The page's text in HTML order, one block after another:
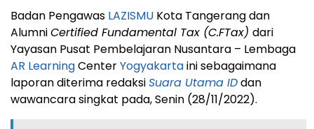
Badan Pengawas LAZISMU Kota Tangerang dan
AlumniCertified Fundamental Tax (C.FTax) dari
Yayasan Pusat Pembelajaran Nusantara – Lembaga
AR LearningCenterYogyakartaini sebagaimana
laporan diterima redaksiSuara Utama IDdan
wawancara singkat pada, Senin (28/11/2022).